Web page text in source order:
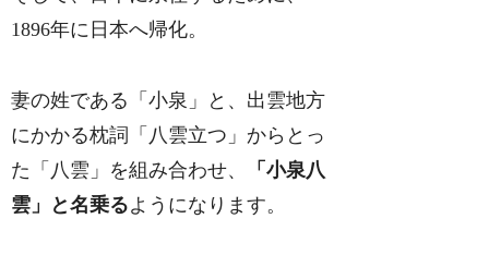
1896年に日本へ帰化。
妻の姓である「小泉」と、出雲地方
にかかる枕詞「八雲立つ」からとっ
た「八雲」を組み合わせ、
「小泉八
雲」と名乗るようになります。